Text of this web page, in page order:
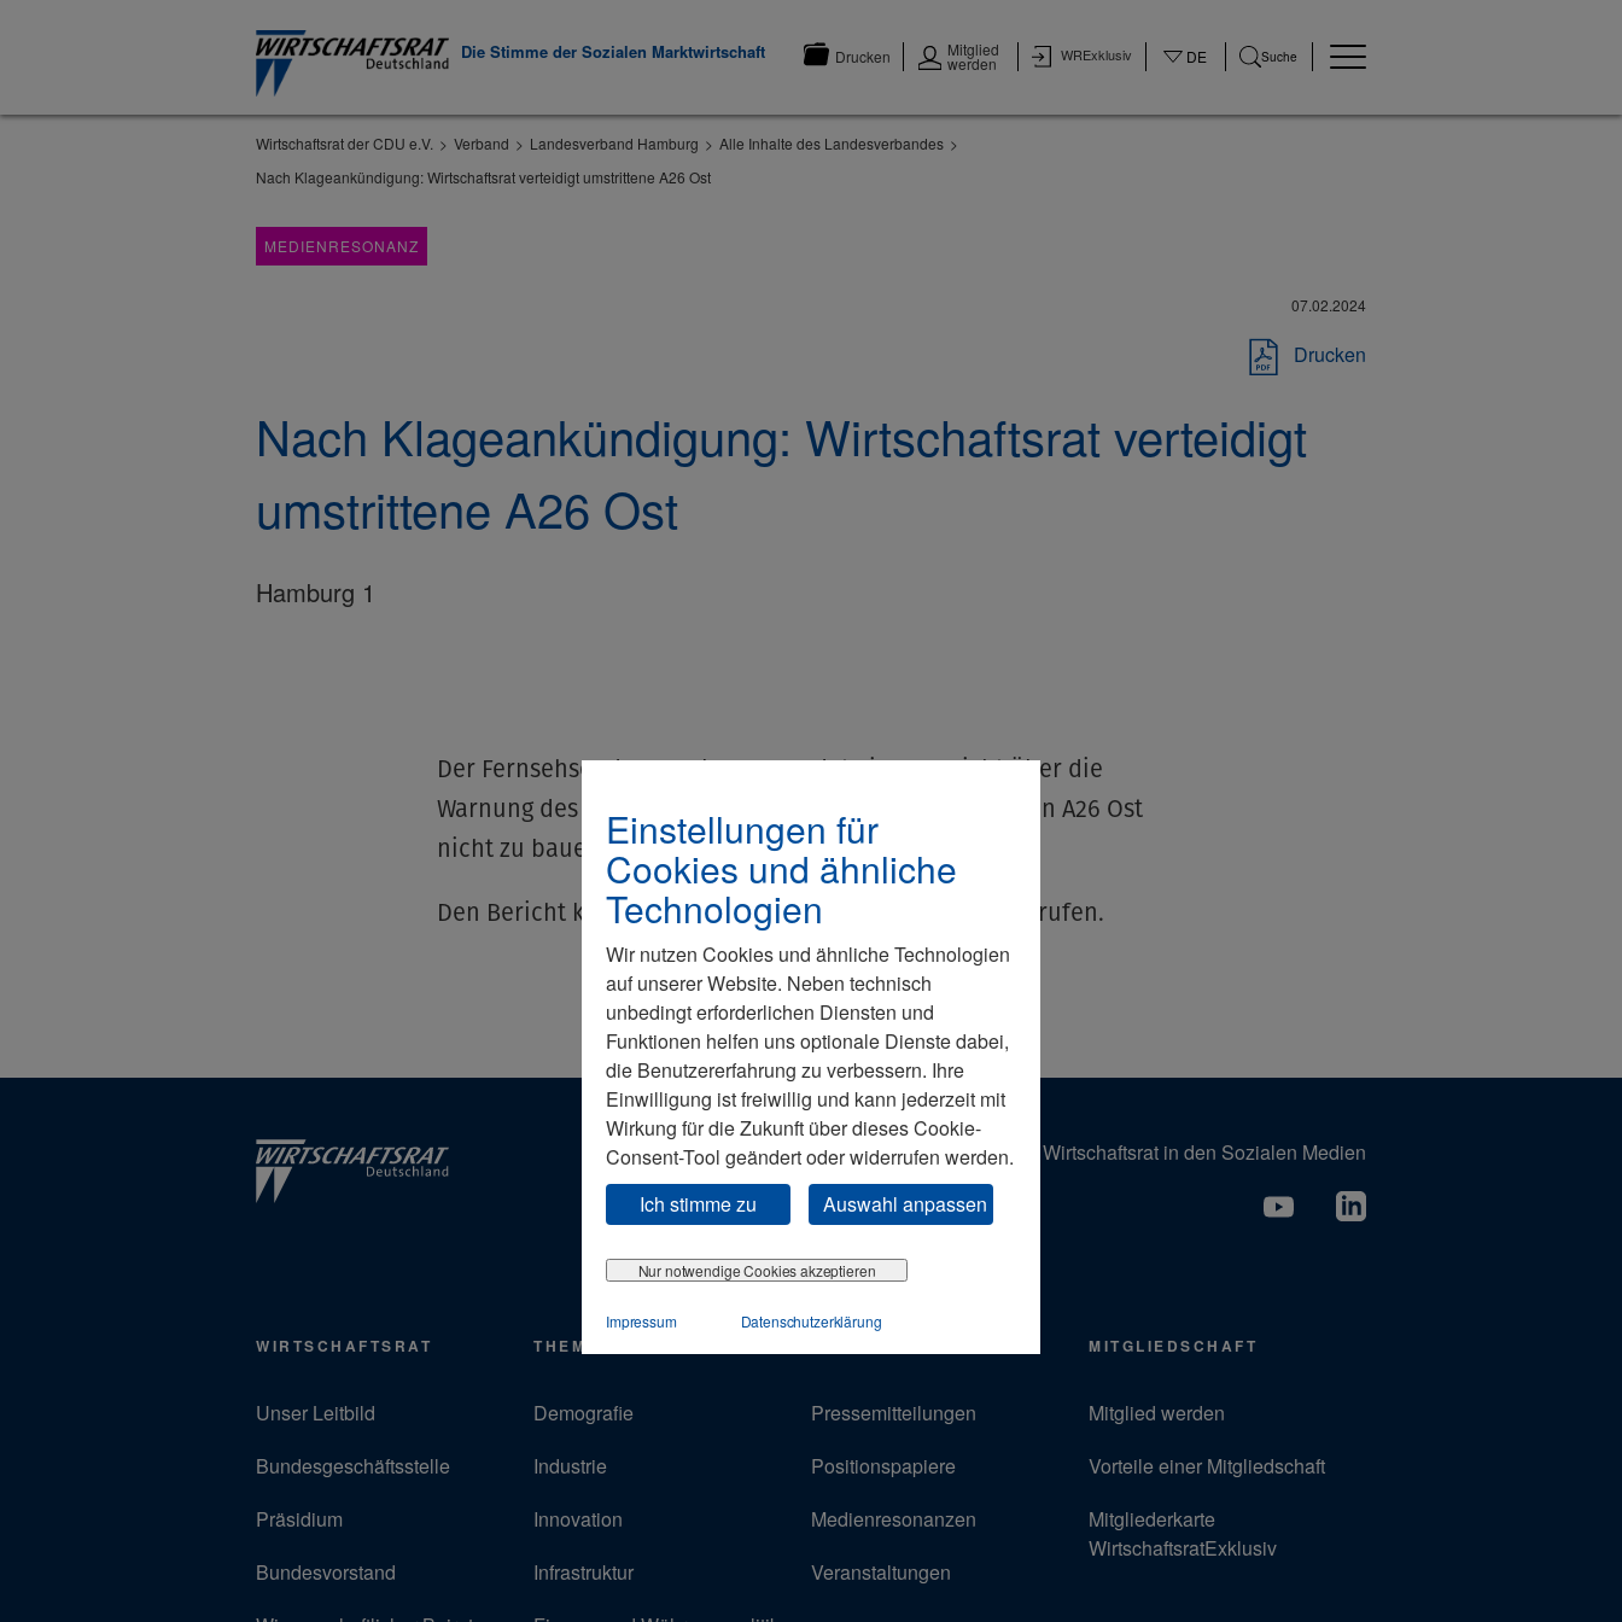
Einstellungen für
Cookies und ähnliche
Technologien
Wir nutzen Cookies und ähnliche Technologien
auf unserer Website. Neben technisch
unbedingt erforderlichen Diensten und
Funktionen helfen uns optionale Dienste dabei,
die Benutzererfahrung zu verbessern. Ihre
Einwilligung ist freiwillig und kann jederzeit mit
Wirkung für die Zukunft über dieses Cookie-
Consent-Tool geändert oder widerrufen werden.
Ich stimme zu
Auswahl anpassen
Nur notwendige Cookies akzeptieren
Impressum Datenschutzerklärung
Die Stimme der Sozialen Marktwirtschaft Drucken Mitglied
werden WRExklusiv DE Suche
Wirtschaftsrat der CDU e.V. Verband Landesverband Hamburg
Alle Inhalte des Landesverbandes
Nach Klageankündigung: Wirtschaftsrat verteidigt umstrittene A26 Ost
MEDIENRESONANZ
07.02.2024
Drucken
Nach Klageankündigung: Wirtschaftsrat verteidigt
umstrittene A26 Ost
Hamburg 1
Der Fernsehsender Hamburg 1 sendet einen Bericht über die
Warnung des Wirtschaftsrates davor, die Hafenautobahn A26 Ost
nicht zu bauen.
Den Bericht können Sie unter diesem externen abrufen.
Der Wirtschaftsrat in den Sozialen Medien
WIRTSCHAFTSRAT
Unser Leitbild
Bundesgeschäftsstelle
Präsidium
Bundesvorstand
THEMEN
Demografie
Industrie
Innovation
Infrastruktur
Pressemitteilungen
Positionspapiere
Medienresonanzen
Veranstaltungen
MITGLIEDSCHAFT
Mitglied werden
Vorteile einer Mitgliedschaft
Mitgliederkarte
WirtschaftsratExklusiv